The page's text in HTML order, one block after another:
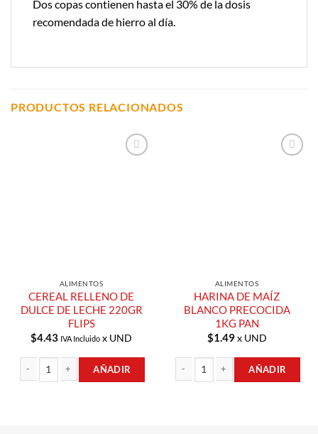
Dos copas contienen hasta el 30% de la dosis
recomendada de hierro al día.
PRODUCTOS RELACIONADOS
ALIMENTOS
CEREAL RELLENO DE
DULCE DE LECHE 220GR
FLIPS
$4.43 IVA Incluido x UND
AÑADIR
ALIMENTOS
HARINA DE MAÍZ
BLANCO PRECOCIDA
1KG PAN
$1.49x UND
AÑADIR